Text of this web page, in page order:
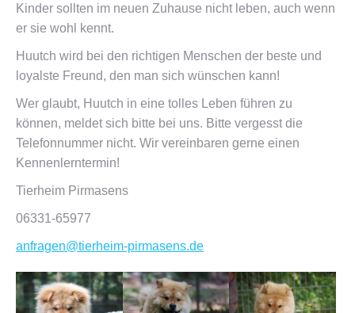
Kinder sollten im neuen Zuhause nicht leben, auch wenn
er sie wohl kennt.
Huutch wird bei den richtigen Menschen der beste und
loyalste Freund, den man sich wünschen kann!
Wer glaubt, Huutch in eine tolles Leben führen zu
können, meldet sich bitte bei uns. Bitte vergesst die
Telefonnummer nicht. Wir vereinbaren gerne einen
Kennenlerntermin!
Tierheim Pirmasens
06331-65977
anfragen@tierheim-pirmasens.de